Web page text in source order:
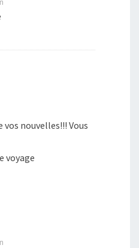
vos nouvelles!!! Vous
voyage